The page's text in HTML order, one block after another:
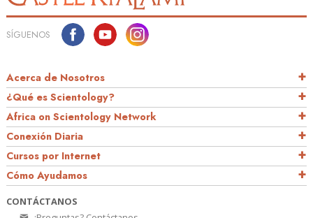
SÍGUENOS
Acerca de Nosotros
¿Qué es Scientology?
Africa on Scientology Network
Conexión Diaria
Cursos por Internet
Cómo Ayudamos
CONTÁCTANOS